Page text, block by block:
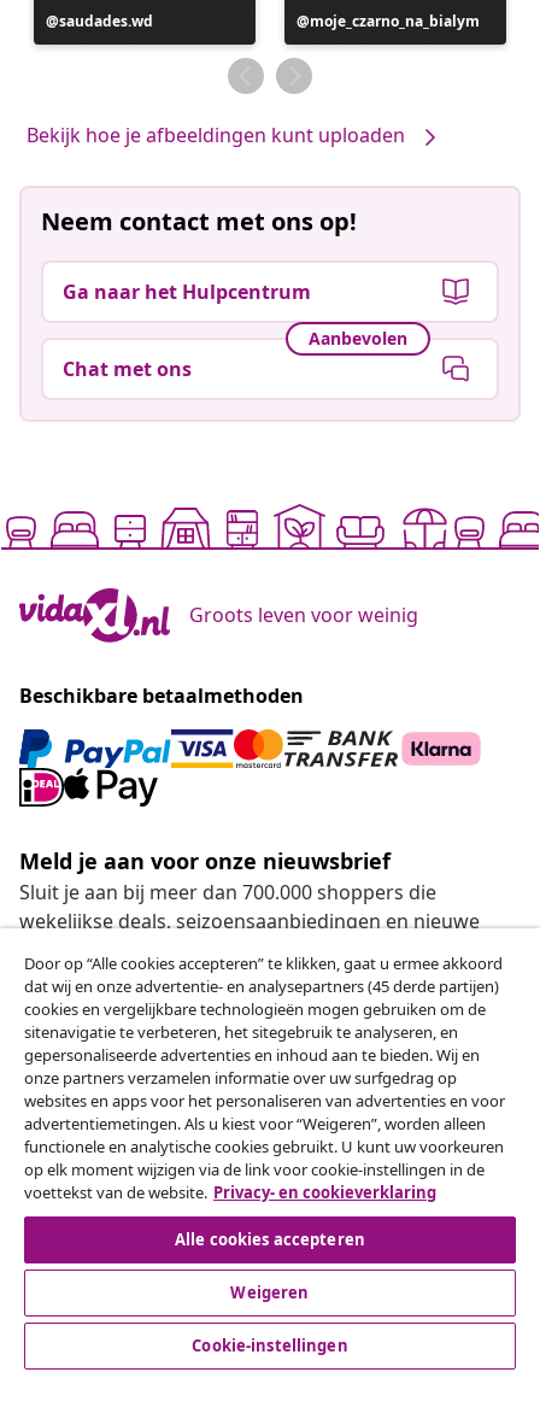
Bericht
gepubliceerd
saudades.wd
Bericht
gepubliceerd
door
moje_czarno_na_bialym
Bekijk hoe je afbeeldingen kunt uploaden
Neem contact met ons op!
Ga naar het Hulpcentrum
Aanbevolen
Chat met ons
Groots leven voor weinig
Beschikbare betaalmethoden
Meld je aan voor onze nieuwsbrief
Sluit je aan bij meer dan 700.000 shoppers die
wekelijkse deals, seizoensaanbiedingen en nieuwe
Onze sociale media
Herroeping van de overeenkomst
Een annulering voor je bestelling indienen
Herroeping van de overeenkomst
Klantenservice
Door op “Alle cookies accepteren” te klikken, gaat u ermee akkoord
dat wij en onze advertentie- en analysepartners (45 derde partijen)
cookies en vergelijkbare technologieën mogen gebruiken om de
sitenavigatie te verbeteren, het sitegebruik te analyseren, en
gepersonaliseerde advertenties en inhoud aan te bieden. Wij en
onze partners verzamelen informatie over uw surfgedrag op
websites en apps voor het personaliseren van advertenties en voor
advertentiemetingen. Als u kiest voor “Weigeren”, worden alleen
functionele en analytische cookies gebruikt. U kunt uw voorkeuren
op elk moment wijzigen via de link voor cookie-instellingen in de
voettekst van de website. Privacy- en cookieverklaring
Alle cookies accepteren
Weigeren
Cookie-instellingen